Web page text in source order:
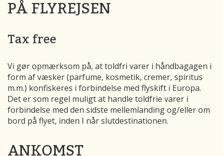
PÅ FLYREJSEN
Tax free
Vi gør opmærksom på, at toldfri varer i håndbagagen i
form af væsker (parfume, kosmetik, cremer, spiritus
m.m.) konfiskeres i forbindelse med flyskift i Europa.
Det er som regel muligt at handle toldfrie varer i
forbindelse med den sidste mellemlanding og/eller om
bord på flyet, inden I når slutdestinationen.
ANKOMST